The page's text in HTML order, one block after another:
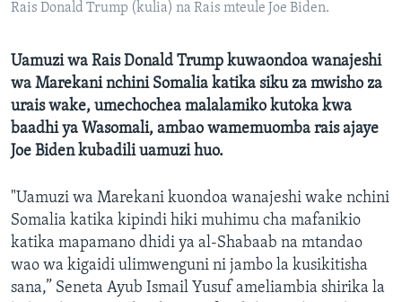
Rais Donald Trump (kulia) na Rais mteule Joe Biden.
Uamuzi wa Rais Donald Trump kuwaondoa wanajeshi
wa Marekani nchini Somalia katika siku za mwisho za
urais wake, umechochea malalamiko kutoka kwa
baadhi ya Wasomali, ambao wamemuomba rais ajaye
Joe Biden kubadili uamuzi huo.
"Uamuzi wa Marekani kuondoa wanajeshi wake nchini
Somalia katika kipindi hiki muhimu cha mafanikio
katika mapamano dhidi ya al-Shabaab na mtandao
wao wa kigaidi ulimwenguni ni jambo la kusikitisha
sana,” Seneta Ayub Ismail Yusuf ameliambia shirika la